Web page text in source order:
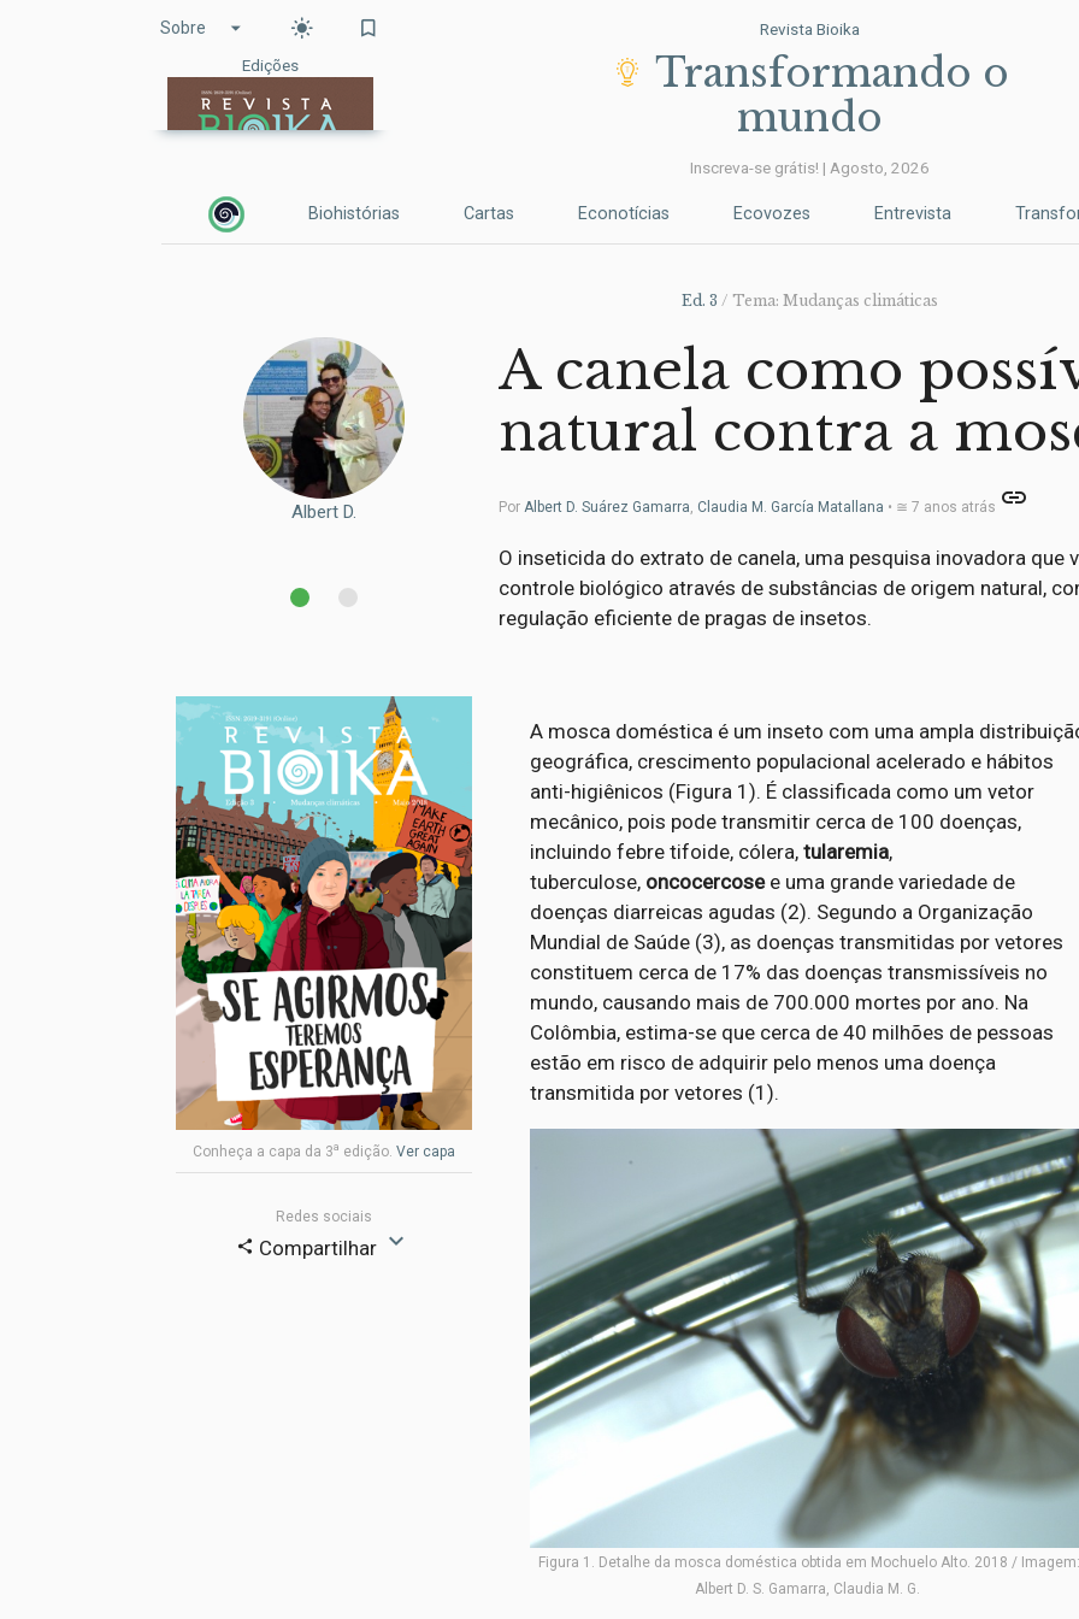
arrow_drop_down
Sobre light_mode bookmark_border
Edições
Revista Bioika
Transformando o
mundo
Inscreva-se grátis! | Agosto, 2026
Biohistórias Cartas Econotícias Ecovozes Entrevista
Ed. 3 / Tema: Mudanças climáticas
A canela como
natural contra a
PorAlbert D. Suárez Gamarra, Claudia M. García Matallana • ≅ 7 anos atrás link
O inseticida do extrato de canela, uma pesquisa inovadora
controle biológico através de substâncias de origem natural,
regulação eficiente de pragas de insetos.
Albert D.
Claudia M.
Conheça a capa da 3a edição. Ver capa
Redes sociais
share Compartilhar expand_more
A mosca doméstica é um inseto com uma ampla
geográfica, crescimento populacional acelerado e hábitos
anti-higiênicos (Figura 1). É classificada como um vetor
mecânico, pois pode transmitir cerca de 100 doenças,
incluindo febre tifoide, cólera,tularemia,
tuberculose, oncocercosee uma grande variedade de
doenças diarreicas agudas (2). Segundo a Organização
Mundial de Saúde (3), as doenças transmitidas por vetores
constituem cerca de 17% das doenças transmissíveis no
mundo, causando mais de 700.000 mortes por ano. Na
Colômbia, estima-se que cerca de 40 milhões de pessoas
estão em risco de adquirir pelo menos uma doença
transmitida por vetores (1).
Figura 1. Detalhe da mosca doméstica obtida em Mochuelo Alto. 2018 / Imagem:
Albert D. S. Gamarra, Claudia M. G.